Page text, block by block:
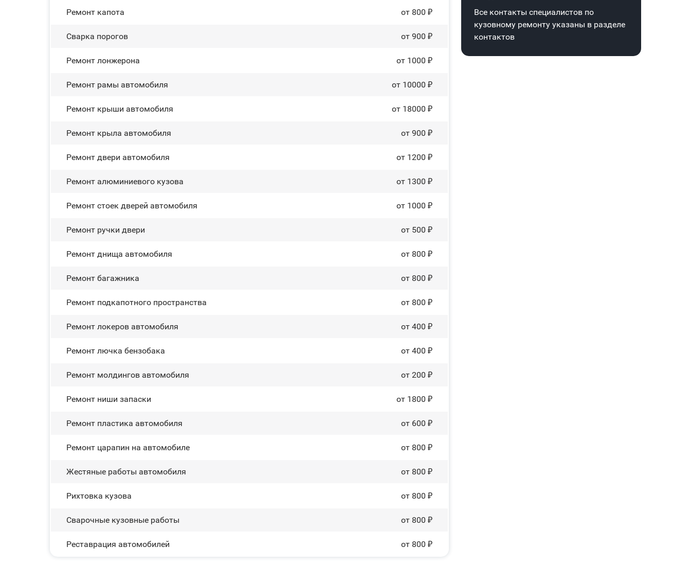
Ремонт капота от 800 ₽
Сварка порогов от 900 ₽
Ремонт лонжерона от 1000 ₽
Ремонт рамы автомобиля от 10000 ₽
Ремонт крыши автомобиля от 18000 ₽
Ремонт крыла автомобиля от 900 ₽
Ремонт двери автомобиля от 1200 ₽
Ремонт алюминиевого кузова от 1300 ₽
Ремонт стоек дверей автомобиля от 1000 ₽
Ремонт ручки двери от 500 ₽
Ремонт днища автомобиля от 800 ₽
Ремонт багажника от 800 ₽
Ремонт подкапотного пространства от 800 ₽
Ремонт лoĸepoв автомобиля от 400 ₽
Ремонт лючка бензобака от 400 ₽
Ремонт молдингов автомобиля от 200 ₽
Ремонт ниши запаски от 1800 ₽
Ремонт пластика автомобиля от 600 ₽
Ремонт царапин на автомобиле от 800 ₽
Жестяные работы автомобиля от 800 ₽
Рихтовка кузова от 800 ₽
Сварочные кузовные работы от 800 ₽
Реставрация автомобилей от 800 ₽
Все контакты специалистов по
кузовному ремонту указаны в разделе
контактов